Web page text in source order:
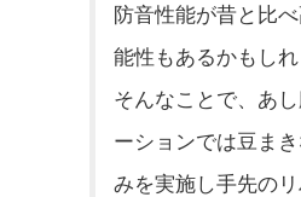
防音性能が昔と比
能性もあるかもし
そんなことで、 あ
ーションでは豆ま
みを実施し手先の